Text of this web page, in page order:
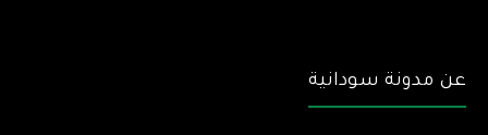
عن مدونة سودانية